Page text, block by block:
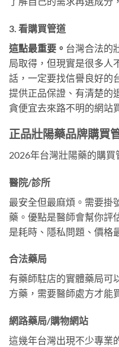
3. 看購買管道
這點最重要。 台灣合法的
局取得，但現實是很多人
話，一定要找信譽良好的
提供正品保證、有清楚的
貪便宜去來路不明的網站
正品壯陽藥品牌購買
2026年台灣壯陽藥的購買
醫院/診所
最安全但最麻煩。需要掛
藥。優點是醫師會幫你評
是耗時、隱私問題、價格
合法藥局
有藥師駐店的實體藥局可
方藥，需要醫師處方才能
網路藥局/購物網站
這幾年台灣出現不少專業